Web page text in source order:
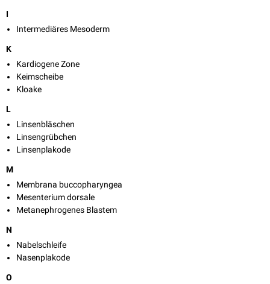
I
Intermediäres Mesoderm
K
Kardiogene Zone
Keimscheibe
Kloake
L
Linsenbläschen
Linsengrübchen
Linsenplakode
M
Membrana buccopharyngea
Mesenterium dorsale
Metanephrogenes Blastem
N
Nabelschleife
Nasenplakode
O